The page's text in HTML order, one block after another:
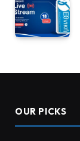
OUR PICKS